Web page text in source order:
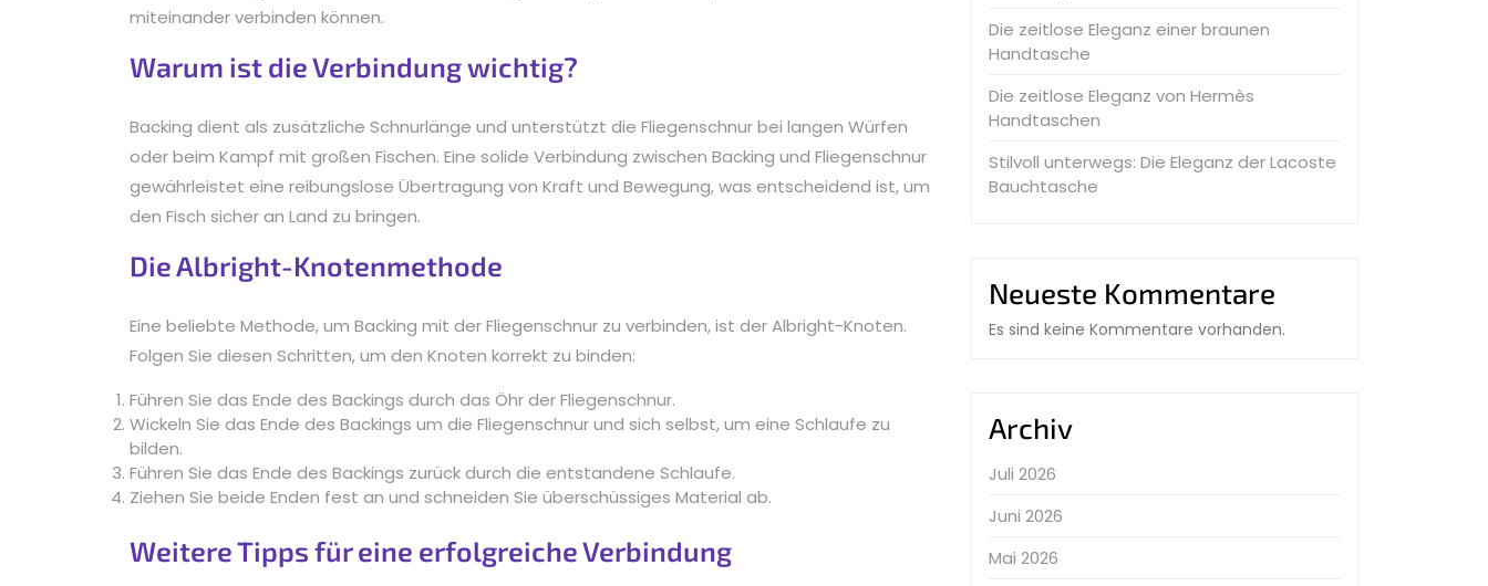
miteinander verbinden können.
Warum ist die Verbindung wichtig?
Backing dient als zusätzliche Schnurlänge und unterstützt die Fliegenschnur bei langen Würfen
oder beim Kampf mit großen Fischen. Eine solide Verbindung zwischen Backing und Fliegenschnur
gewährleistet eine reibungslose Übertragung von Kraft und Bewegung, was entscheidend ist, um
den Fisch sicher an Land zu bringen.
Die Albright-Knotenmethode
Eine beliebte Methode, um Backing mit der Fliegenschnur zu verbinden, ist der Albright-Knoten.
Folgen Sie diesen Schritten, um den Knoten korrekt zu binden:
Führen Sie das Ende des Backings durch das Öhr der Fliegenschnur.
Wickeln Sie das Ende des Backings um die Fliegenschnur und sich selbst, um eine Schlaufe zu
bilden.
Führen Sie das Ende des Backings zurück durch die entstandene Schlaufe.
Ziehen Sie beide Enden fest an und schneiden Sie überschüssiges Material ab.
Weitere Tipps für eine erfolgreiche Verbindung
Die zeitlose Eleganz einer braunen
Handtasche
Die zeitlose Eleganz von Hermès
Handtaschen
Stilvoll unterwegs: Die Eleganz der Lacoste
Bauchtasche
Neueste Kommentare
Es sind keine Kommentare vorhanden.
Archiv
Juli 2026
Juni 2026
Mai 2026